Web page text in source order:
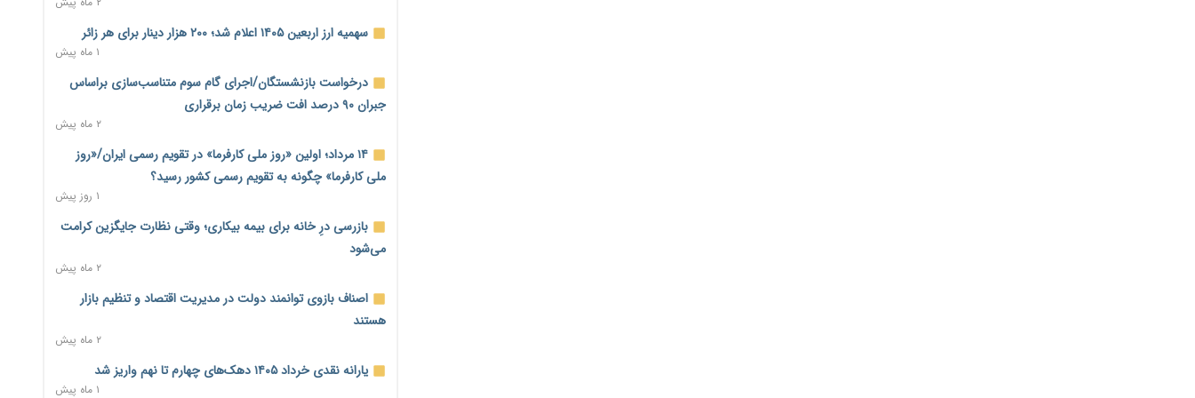
نماینده مجلس: توسعه مرزهای زمینی به راهبرد تأمین کالاهای
اساسی تبدیل شود
۱ روز پیش
خانه کارگر قزوین: شکاف دستمزد و هزینه معیشت هر روز عمیق‌تر
می‌شود
۱ روز پیش
رئیس سازمان امور مالیاتی: بلاگرهای پردرآمد مشمول پرداخت
مالیات هستند
۱ روز پیش
پیش‌بینی افزایش تولید برنج؛ نیاز وارداتی کشور به ۵۰۰ هزار تن
کاهش می‌یابد
۱ روز پیش
میلیارد دلاری
۱ روز پیش
اختیارات جدید گمرکات برای تمدید ورود موقت کالا و خودرو تا
سهمیه ارز اربعین ۱۴۰۵ اعلام شد؛ ۲۰۰ هزار دینار برای هر زائر
۱ ماه پیش
درخواست بازنشستگان/اجرای گام سوم متناسب‌سازی براساس
جبران ۹۰ درصد افت ضریب زمان برقراری
۲ ماه پیش
۱۴ مرداد؛ اولین «روز ملی کارفرما» در تقویم رسمی ایران/«روز
ملی کارفرما» چگونه به تقویم رسمی کشور رسید؟
۱ روز پیش
بازرسی درِ خانه برای بیمه بیکاری؛ وقتی نظارت جایگزین کرامت
می‌شود
۲ ماه پیش
اصناف بازوی توانمند دولت در مدیریت اقتصاد و تنظیم بازار
هستند
۲ ماه پیش
یارانه نقدی خرداد ۱۴۰۵ دهک‌های چهارم تا نهم واریز شد
۱ ماه پیش